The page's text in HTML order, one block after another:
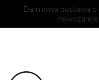
Darmowa dostawa o